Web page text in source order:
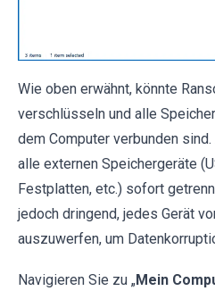
Wie oben erwähnt, könnte
verschlüsseln und alle
dem Computer verbunden
alle externen Speichergeräte
Festplatten, etc.) sofort
jedoch dringend, jedes Gerät
auszuwerfen, um
Navigieren Sie zu „Mein